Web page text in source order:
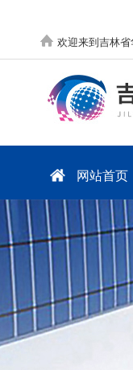
欢迎来到吉林省
网站首页